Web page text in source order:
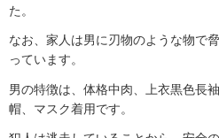
た。
なお、家人は男に刃物のような物で
っています。
男の特徴は、体格中肉、上衣黒色長
帽、マスク着用です。